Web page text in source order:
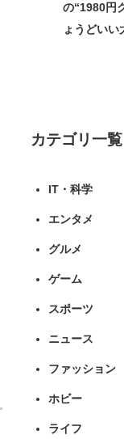
の“1980円
ょうどいい
カテゴリ一覧
IT・科学
エンタメ
グルメ
ゲーム
スポーツ
ニュース
ファッション
ホビー
ライフ